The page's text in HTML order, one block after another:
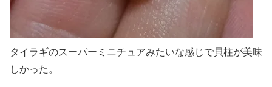
タイラギのスーパーミニチュアみたいな感じで貝柱が美味
しかった。